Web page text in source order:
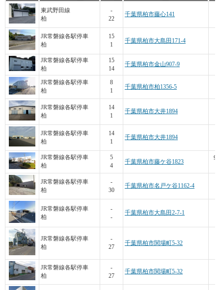
東武野田線
柏
-
22
千葉県柏市藤心141
JR常磐線各駅停車
柏
15
1
千葉県柏市大島田171-4
JR常磐線各駅停車
柏
15
14
千葉県柏市金山907-9
JR常磐線各駅停車
柏
8
1
千葉県柏市柏1356-5
JR常磐線各駅停車
柏
14
1
千葉県柏市大井1894
JR常磐線各駅停車
柏
14
1
千葉県柏市大井1894
JR常磐線各駅停車
柏
5
4
千葉県柏市藤ケ谷1823
JR常磐線各駅停車
柏
-
30
千葉県柏市名戸ケ谷1162-4
JR常磐線各駅停車
柏
-
-
千葉県柏市大島田2-7-1
JR常磐線各駅停車
柏
-
27
千葉県柏市関場町5-32
JR常磐線各駅停車
柏
-
27
千葉県柏市関場町5-32